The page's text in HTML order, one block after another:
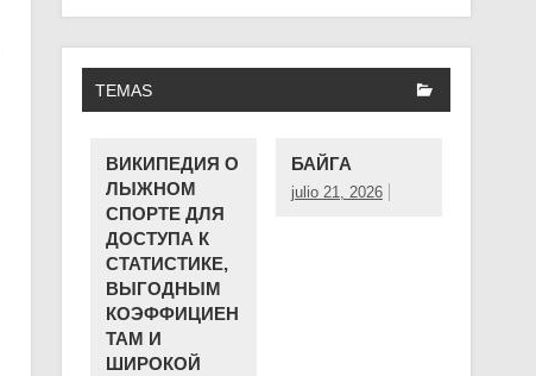
TEMAS
ВИКИПЕДИЯ О
ЛЫЖНОМ
СПОРТЕ ДЛЯ
ДОСТУПА К
СТАТИСТИКЕ,
ВЫГОДНЫМ
КОЭФФИЦИЕН
ТАМ И
ШИРОКОЙ
БАЙГА
julio 21, 2026